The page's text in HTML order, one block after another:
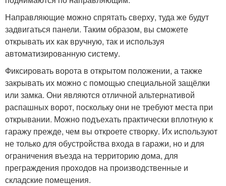
Направляющие можно спрятать сверху, туда же будут
задвигаться панели. Таким образом, вы сможете
открывать их как вручную, так и используя
автоматизированную систему.
Фиксировать ворота в открытом положении, а также
закрывать их можно с помощью специальной защёлки
или замка. Они являются отличной альтернативой
распашных ворот, поскольку они не требуют места при
открывании. Можно подъехать практически вплотную к
гаражу прежде, чем вы откроете створку. Их используют
не только для обустройства входа в гаражи, но и для
ограничения въезда на территорию дома, для
преграждения проходов на производственные и
складские помещения.